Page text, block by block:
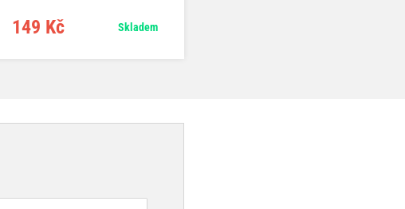
149 Kč Skladem